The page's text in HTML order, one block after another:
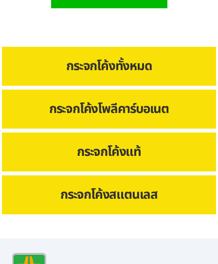
กระจกโค้งทั้งหมด
กระจกโค้งโพลีคาร์บอเนต
กระจกโค้งแท้
กระจกโค้งสแตนเลส